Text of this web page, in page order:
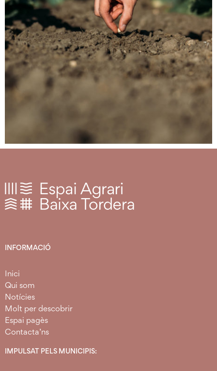
INFORMACIÓ
Inici
Qui som
Notícies
Molt per descobrir
Espai pagès
Contacta’ns
IMPULSAT PELS MUNICIPIS: